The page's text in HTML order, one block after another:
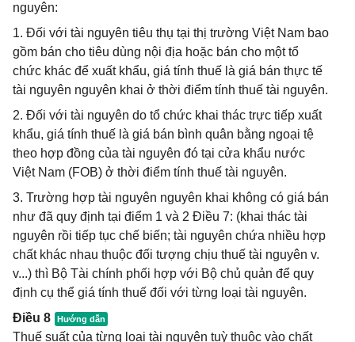
nguyên:
1. Đối với tài nguyên tiêu thụ tại thị trường Việt Nam bao
gồm bán cho tiêu dùng nội địa hoặc bán cho một tổ
chức khác để xuất khẩu, giá tính thuế là giá bán thực tế
tài nguyên nguyên khai ở thời điểm tính thuế tài nguyên.
2. Đối với tài nguyên do tổ chức khai thác trực tiếp xuất
khẩu, giá tính thuế là giá bán bình quân bằng ngoại tệ
theo hợp đồng của tài nguyên đó tại cửa khẩu nước
Việt Nam (FOB) ở thời điểm tính thuế tài nguyên.
3. Trường hợp tài nguyên nguyên khai không có giá bán
như đã quy định tại điểm 1 và 2 Điều 7: (khai thác tài
nguyên rồi tiếp tục chế biến; tài nguyên chứa nhiều hợp
chất khác nhau thuộc đối tượng chịu thuế tài nguyên v.
v...) thì Bộ Tài chính phối hợp với Bộ chủ quản để quy
định cụ thể giá tính thuế đối với từng loại tài nguyên.
Điều 8
Thuế suất của từng loại tài nguyên tuỳ thuộc vào chất